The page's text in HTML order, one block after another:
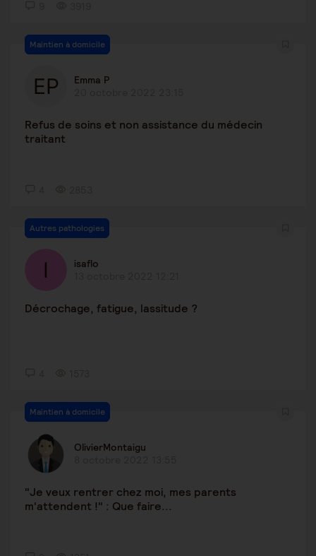
Maintien à domicile
Emma P
Refus de soins et non assistance du médecin
traitant
Autres pathologies
isaflo
Décrochage, fatigue, lassitude ?
Maintien à domicile
OlivierMontaigu
"Je veux rentrer chez moi, mes parents
m'attendent !" : Que faire...